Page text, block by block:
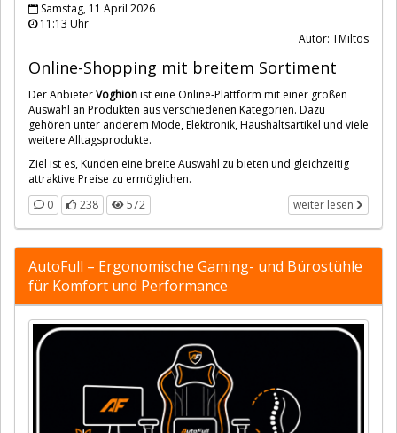
Samstag, 11 April 2026
11:13 Uhr
Autor: TMiltos
Online-Shopping mit breitem Sortiment
Der AnbieterVoghionist eine Online-Plattform mit einer großen
Auswahl an Produkten aus verschiedenen Kategorien. Dazu
gehören unter anderem Mode, Elektronik, Haushaltsartikel und viele
weitere Alltagsprodukte.
Ziel ist es, Kunden eine breite Auswahl zu bieten und gleichzeitig
attraktive Preise zu ermöglichen.
0
238 572 weiter lesen
AutoFull – Ergonomische Gaming- und Bürostühle
für Komfort und Performance